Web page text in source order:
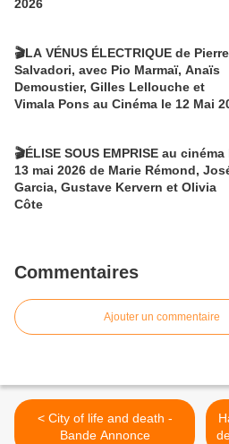
2026
🎬LA VÉNUS ÉLECTRIQUE de Pierre
Salvadori, avec Pio Marmaï, Anaïs
Demoustier, Gilles Lellouche et
Vimala Pons au Cinéma le 12 Mai
🎬ÉLISE SOUS EMPRISE au cinéma
13 mai 2026 de Marie Rémond,
Garcia, Gustave Kervern et Olivia
Côte
Commentaires
Ajouter un commentaire
< City of life and death -
Bande Annonce